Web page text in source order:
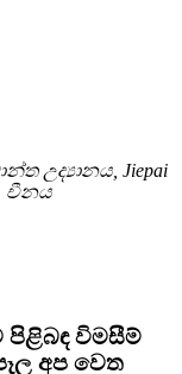
උද්‍යානය, Jiepai
චීනය
පිළිබඳ විමසීම්
අප වෙත